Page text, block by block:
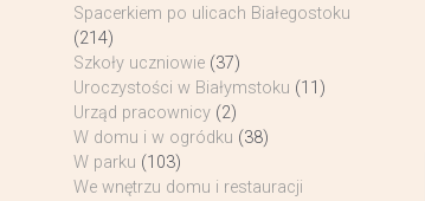
Spacerkiem po ulicach Białegostoku
(214)
Szkoły uczniowie (37)
Uroczystości w Białymstoku (11)
Urząd pracownicy (2)
W domu i w ogródku (38)
W parku (103)
We wnętrzu domu i restauracji